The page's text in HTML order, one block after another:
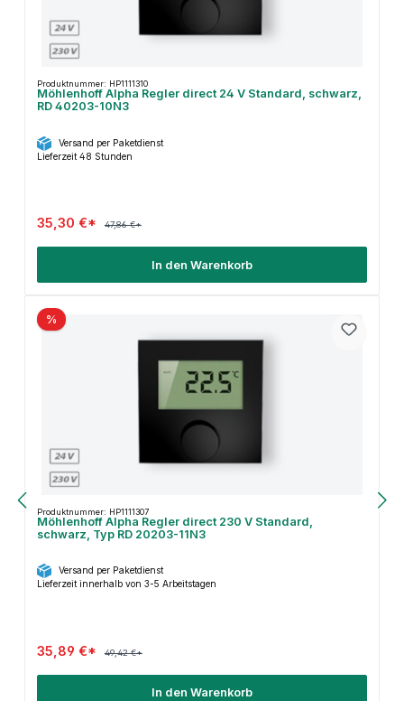
Produktnummer: HP1111310
Möhlenhoff Alpha Regler direct 24 V Standard, schwarz,
RD 40203-10N3
Versand per Paketdienst
Lieferzeit 48 Stunden
35,30 €* 47,86 €*
In den Warenkorb
%
Produktnummer: HP1111307
Möhlenhoff Alpha Regler direct 230 V Standard,
schwarz, Typ RD 20203-11N3
Versand per Paketdienst
Lieferzeit innerhalb von 3-5 Arbeitstagen
35,89 €* 49,42 €*
In den Warenkorb